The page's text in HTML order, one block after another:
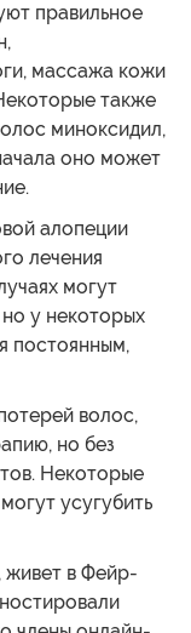
правильное
массажа кожи
также
миноксидил,
оно может
алопеции
лечения
могут
у некоторых
постоянным,
волос,
но без
Некоторые
усугубить
живет в Фейр-